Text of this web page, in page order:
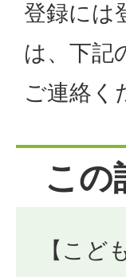
登録には
は、下記
ご連絡く
この
【こど